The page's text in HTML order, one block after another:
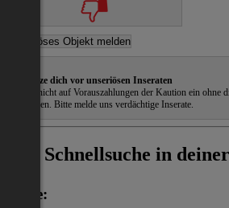
Schütze dich vor unseriösen Inseraten
Gehe nicht auf Vorauszahlungen der Kaution ein ohne
zu haben. Bitte melde uns verdächtige Inserate.
Schnellsuche in
Miete: